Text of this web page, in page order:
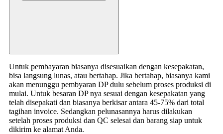
Untuk pembayaran biasanya disesuaikan dengan kesepakatan,
bisa langsung lunas, atau bertahap. Jika bertahap, biasanya kami
akan menunggu pembyaran DP dulu sebelum proses produksi di
mulai. Untuk besaran DP nya sesuai dengan kesepakatan yang
telah disepakati dan biasanya berkisar antara 45-75% dari total
tagihan invoice. Sedangkan pelunasannya harus dilakukan
setelah proses produksi dan QC selesai dan barang siap untuk
dikirim ke alamat Anda.